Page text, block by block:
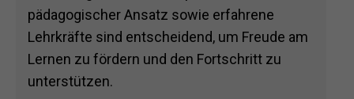
pädagogischer Ansatz sowie erfahrene
Lehrkräfte sind entscheidend, um Freude am
Lernen zu fördern und den Fortschritt zu
unterstützen.